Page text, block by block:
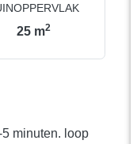
25 m2
minuten. loop